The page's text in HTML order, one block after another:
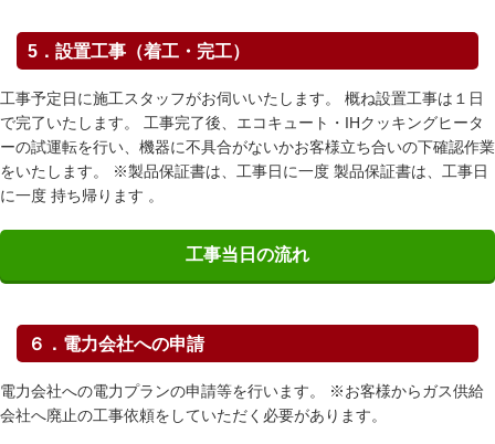
5．設置工事（着工・完工）
工事予定日に施工スタッフがお伺いいたします。 概ね設置工事は１日
で完了いたします。 工事完了後、エコキュート・IHクッキングヒータ
ーの試運転を行い、機器に不具合がないかお客様立ち合いの下確認作業
をいたします。 ※製品保証書は、工事日に一度 製品保証書は、工事日
に一度 持ち帰ります 。
工事当日の流れ
６．電力会社への申請
電力会社への電力プランの申請等を行います。 ※お客様からガス供給
会社へ廃止の工事依頼をしていただく必要があります。